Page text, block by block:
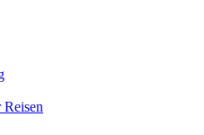
Reisen